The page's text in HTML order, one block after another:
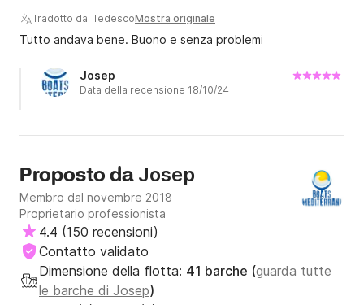
Tradotto dal TedescoMostra originale
Tutto andava bene. Buono e senza problemi
Josep
Data della recensione 18/10/24
Proposto da Josep
Membro dal novembre 2018
Proprietario professionista
4.4 (150 recensioni)
Contatto validato
Dimensione della flotta: 41 barche (guarda tutte
le barche di Josep)